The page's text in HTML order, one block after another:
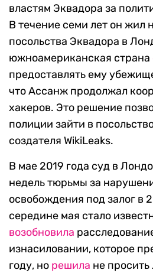
властям Эквадора за
В течение семи лет он жил
посольства Эквадора в
южноамериканская страна
предоставлять ему
что Ассанж продолжал
хакеров. Это решение
полиции зайти в
создателя WikiLeaks.
В мае 2019 года суд в
недель тюрьмы за
освобождения под залог в
середине мая стало
возобновила
изнасиловании, которое
году, но решила не